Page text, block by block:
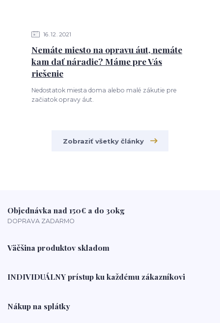
16 12 2021
Nemáte miesto na opravu áut, nemáte
kam dať náradie? Máme pre Vás
riešenie
Nedostatok miesta doma alebo malé zákutie pre
začiatok opravy áut.
Zobraziť všetky články
Objednávka nad 150€ a do 30kg
DOPRAVA ZADARMO
Väčšina produktov skladom
INDIVIDUÁLNY prístup ku každému zákazníkovi
Nákup na splátky